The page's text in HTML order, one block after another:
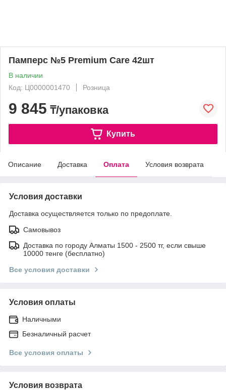
Памперс №5 Premium Care 42шт
В наличии
Код: Ц0000001470
Розница
9 845 ₸/упаковка
Купить
Описание Доставка Оплата Условия возврата
Условия доставки
Доставка осуществляется только по предоплате.
Самовывоз
Доставка по городу Алматы 1500 - 2500 тг, если свыше
10000 тенге (бесплатно)
Все условия доставки
Условия оплаты
Наличными
Безналичный расчет
Все условия оплаты
Условия возврата